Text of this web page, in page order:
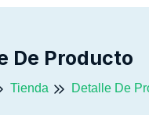
De Producto
Tienda Detalle De